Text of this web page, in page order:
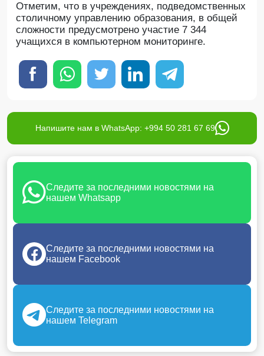
Отметим, что в учреждениях, подведомственных
столичному управлению образования, в общей
сложности предусмотрено участие 7 344
учащихся в компьютерном мониторинге.
Напишите нам в WhatsApp: +994 50 281 67 69
Следите за последними новостями на
нашем Whatsapp
Следите за последними новостями на
нашем Facebook
Следите за последними новостями на
нашем Telegram